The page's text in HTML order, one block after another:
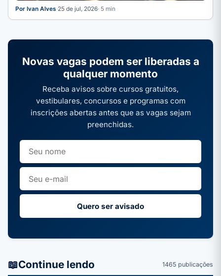
Por Ivan Alves·25 de jul, 2026· 5 min
Novas vagas podem ser liberadas a
qualquer momento
Receba avisos sobre cursos gratuitos,
vestibulares, concursos e programas com
inscrições abertas antes que as vagas sejam
preenchidas.
Quero ser avisado
📖Continue lendo 1465 publicações